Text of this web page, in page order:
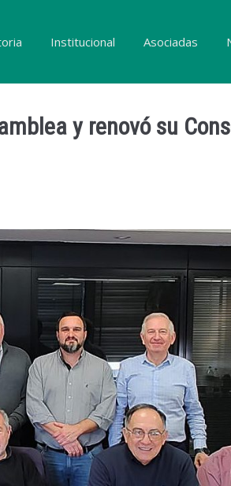
Institucional Asociadas
y renovó su